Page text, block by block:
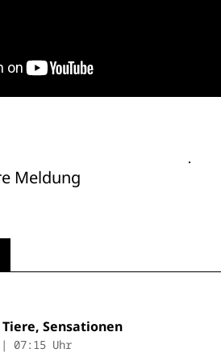
Meldung
Sensationen
07:15 Uhr